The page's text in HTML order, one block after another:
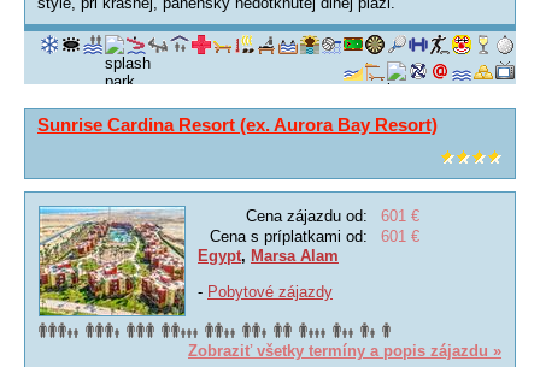
Sunrise Cardina Resort (ex. Aurora Bay Resort)
Cena zájazdu od:
601 €
Cena s príplatkami od:
601 €
Egypt, Marsa Alam
- Pobytové zájazdy
Zobraziť všetky termíny a popis zájazdu »